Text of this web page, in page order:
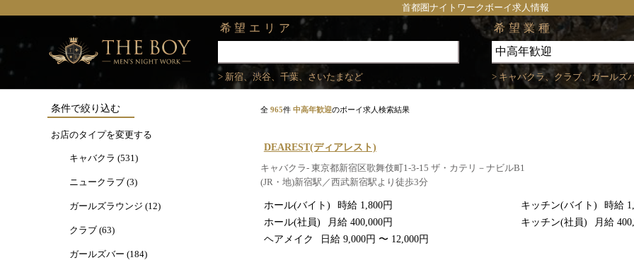
首都圏ナイトワークボーイ求人情報
希望エリア
> 新宿、渋谷、千葉、さいたまなど
希望業種
> キャバクラ、クラブ、ガールズ
条件で絞り込む
お店のタイプを変更する
キャバクラ (531)
ニュークラブ (3)
ガールズラウンジ (12)
クラブ (63)
ガールズバー (184)
全 965件 中高年歓迎のボーイ求人検索結果
DEAREST(ディアレスト)
キャバクラ- 東京都新宿区歌舞伎町1-3-15 ザ・カテリ－ナビルB1
(JR・地)新宿駅／西武新宿駅より徒歩3分
ホール(バイト) 時給 1,800円 キッチン(バイト)
時給
ホール(社員)
月給 400,000円 キッチン(社員)
月給
ヘアメイク
日給 9,000円 〜 12,000円